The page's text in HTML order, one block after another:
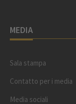
MEDIA
Sala stampa
Contatto per i media
Media sociali